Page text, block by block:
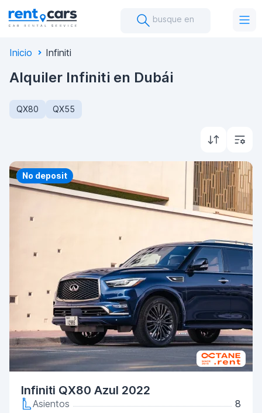
busque en
Inicio Infiniti
Alquiler Infiniti en Dubái
QX80 QX55
Priority
No deposit
Infiniti QX80 Azul 2022
Asientos
8